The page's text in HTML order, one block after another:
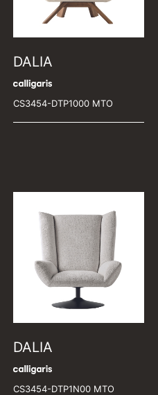
DALIA
CS3454-DTP1000 MTO
DALIA
CS3454-DTP1N00 MTO